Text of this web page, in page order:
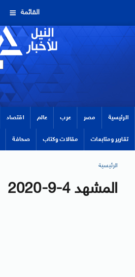
القائمة
الرئيسية مصر عرب عالم اقتصاد
تقارير ومتابعات مقالات وكتاب صحافة
الرئيسية
المشهد 4-9-2020